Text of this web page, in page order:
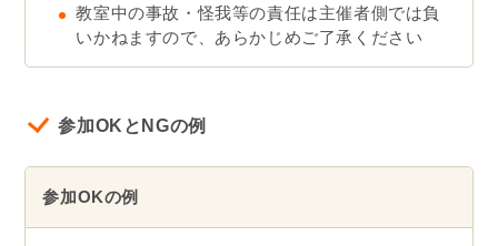
教室中の事故・怪我等の責任は主催者側では負
いかねますので、あらかじめご了承ください
参加OKとNGの例
参加OKの例